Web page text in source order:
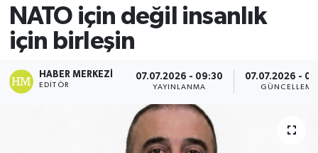
NATO için değil insanlık
için birleşin
HABER MERKEZI
EDITÖR
07.07.2026 - 09:30
YAYINLANMA
07.07.2026 -
GÜNCELLEME
SİYASET
EKONOMİ
EĞİTİM
Süper Lig Puan Durumu ve Fikstür
Tüm Manşetler
Son Dakika Haberleri